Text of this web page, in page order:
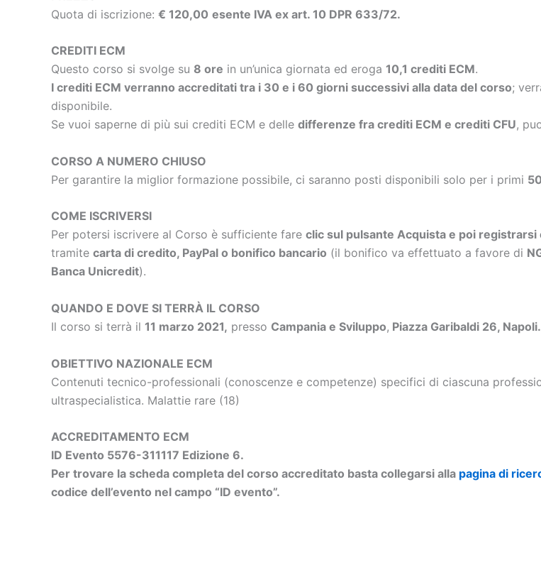
Quota di iscrizione: € 120,00 esente IVA ex art. 10 DPR 633/72.
CREDITI ECM
Questo corso si svolge su 8 ore in un’unica giornata ed eroga 10,1 crediti ECM.
I crediti ECM verranno accreditati tra i 30 e i 60 giorni successivi alla data del corso;
disponibile.
Se vuoi saperne di più sui crediti ECM e delle differenze fra crediti ECM e crediti CFU,
CORSO A NUMERO CHIUSO
Per garantire la miglior formazione possibile, ci saranno posti disponibili solo per i primi
COME ISCRIVERSI
Per potersi iscrivere al Corso è sufficiente fare clic sul pulsante Acquista e poi
tramite carta di credito, PayPal o bonifico bancario (il bonifico va effettuato a favore di
Banca Unicredit).
QUANDO E DOVE SI TERRÀ IL CORSO
Il corso si terrà il 11 marzo 2021, presso Campania e Sviluppo, Piazza Garibaldi 26, Napoli.
OBIETTIVO NAZIONALE ECM
Contenuti tecnico-professionali (conoscenze e competenze) specifici di ciascuna
ultraspecialistica. Malattie rare (18)
ACCREDITAMENTO ECM
ID Evento 5576-311117 Edizione 6.
Per trovare la scheda completa del corso accreditato basta collegarsi alla pagina di
codice dell’evento nel campo “ID evento”.